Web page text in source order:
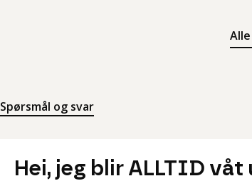
Spørsmål og svar
Hei, jeg blir ALLTID